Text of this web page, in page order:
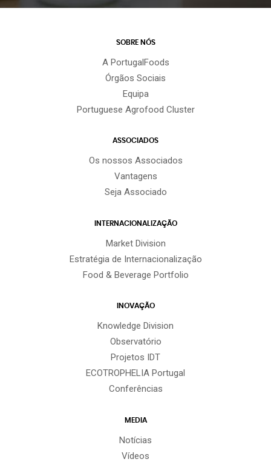
SOBRE NÓS
A PortugalFoods
Órgãos Sociais
Equipa
Portuguese Agrofood Cluster
ASSOCIADOS
Os nossos Associados
Vantagens
Seja Associado
INTERNACIONALIZAÇÃO
Market Division
Estratégia de Internacionalização
Food & Beverage Portfolio
INOVAÇÃO
Knowledge Division
Observatório
Projetos IDT
ECOTROPHELIA Portugal
Conferências
MEDIA
Notícias
Vídeos